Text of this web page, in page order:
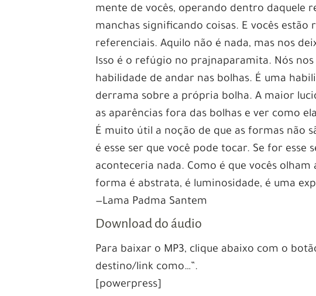
mente de vocês, operando dentro daquele
manchas significando coisas. E vocês
referenciais. Aquilo não é nada, mas nos
Isso é o refúgio no prajnaparamita. Nós
habilidade de andar nas bolhas. É uma
derrama sobre a própria bolha. A maior
as aparências fora das bolhas e ver como
É muito útil a noção de que as formas não
é esse ser que você pode tocar. Se for esse
aconteceria nada. Como é que vocês
forma é abstrata, é luminosidade, é uma
—Lama Padma Santem
Download do áudio
Para baixar o MP3, clique abaixo com o
destino/link como…”.
[powerpress]